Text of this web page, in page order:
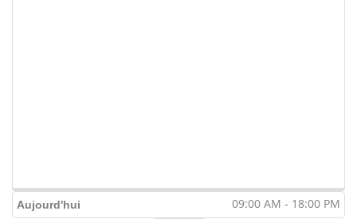
Aujourd'hui 09:00 AM - 18:00 PM